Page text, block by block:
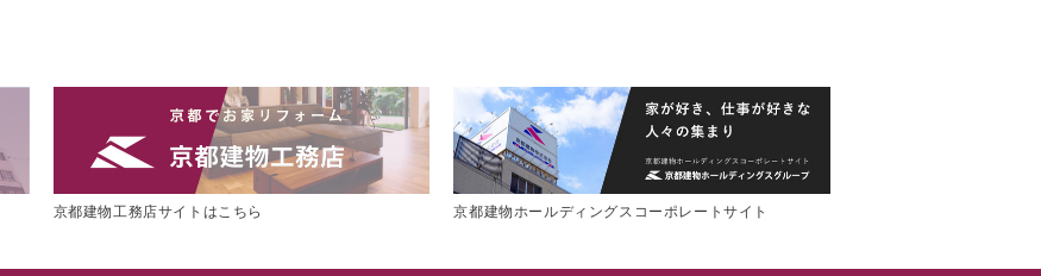
京都建物工務店サイトはこちら 京都建物ホールディングスコーポレートサイト